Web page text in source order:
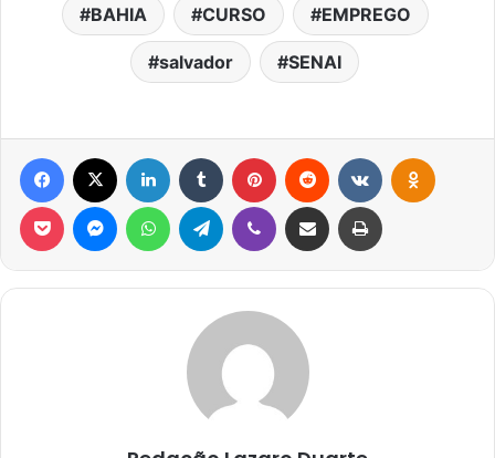
BAHIA CURSO EMPREGO
salvador SENAI
Facebook Linkedin Tumblr Pinterest Reddit
Pocket MessengerWhatsAppTelegram Viber Compartilhar via e-mail Imprimir